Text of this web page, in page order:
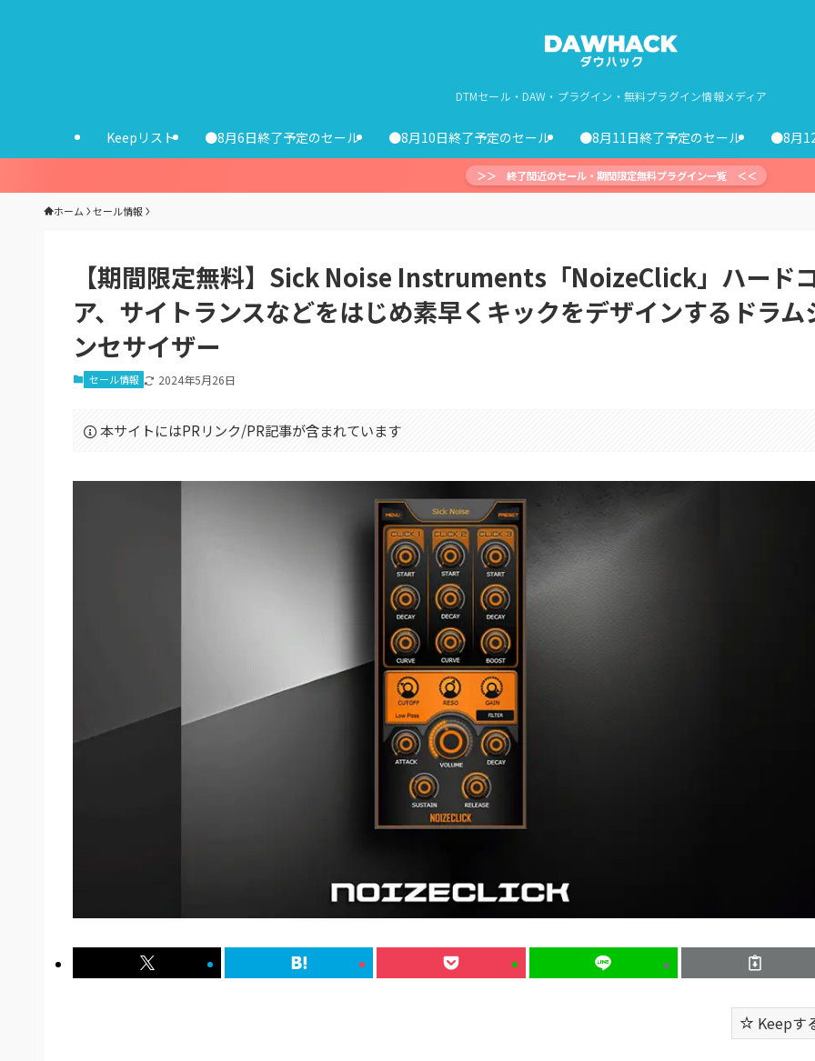
DTMセール・DAW・プラグイン・無料プラグイン情報メディア
Keepリスト ●8月6日終了予定のセール ●8月10日終了予定のセール ●8月11日終了予定のセール ●8月
＞＞ 終了間近のセール・期間限定無料プラグイン一覧 ＜＜
ホーム セール情報
【期間限定無料】Sick Noise Instruments「NoizeClick」ハード
ア、サイトランスなどをはじめ素早くキックをデザインするドラム
ンセサイザー
セール情報 2024年5月26日
本サイトにはPRリンク/PR記事が含まれています
Keepす